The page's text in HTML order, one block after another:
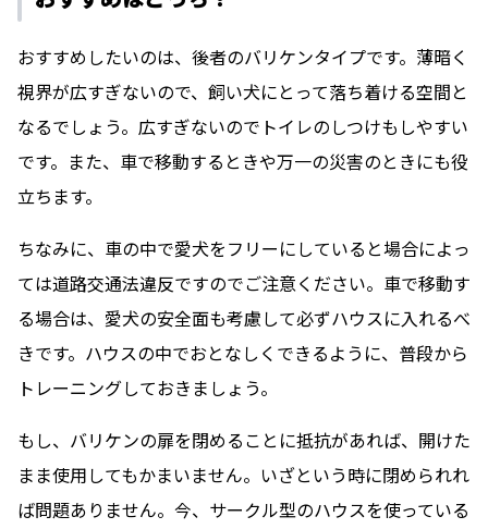
おすすめしたいのは、後者のバリケンタイプです。薄暗く
視界が広すぎないので、飼い犬にとって落ち着ける空間と
なるでしょう。広すぎないのでトイレのしつけもしやすい
です。また、車で移動するときや万一の災害のときにも役
立ちます。
ちなみに、車の中で愛犬をフリーにしていると場合によっ
ては道路交通法違反ですのでご注意ください。車で移動す
る場合は、愛犬の安全面も考慮して必ずハウスに入れるべ
きです。ハウスの中でおとなしくできるように、普段から
トレーニングしておきましょう。
もし、バリケンの扉を閉めることに抵抗があれば、開けた
まま使用してもかまいません。いざという時に閉められれ
ば問題ありません。今、サークル型のハウスを使っている